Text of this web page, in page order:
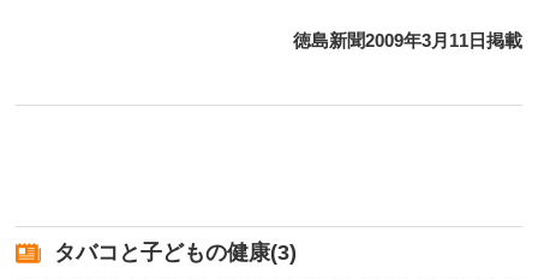
徳島新聞2009年3月11日掲載
タバコと子どもの健康(3)